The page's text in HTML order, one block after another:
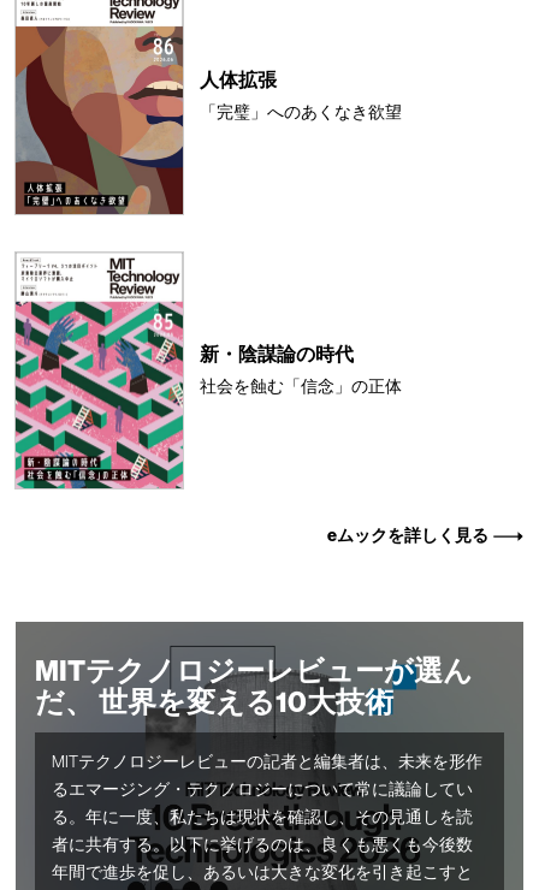
人体拡張
「完璧」へのあくなき欲望
新・陰謀論の時代
社会を蝕む「信念」の正体
eムックを詳しく見る
MITテクノロジーレビューが選ん
だ、 世界を変える10大技術
MITテクノロジーレビューの記者と編集者は、未来を形作
るエマージング・テクノロジーについて常に議論してい
る。年に一度、私たちは現状を確認し、その見通しを読
者に共有する。以下に挙げるのは、良くも悪くも今後数
年間で進歩を促し、あるいは大きな変化を引き起こすと